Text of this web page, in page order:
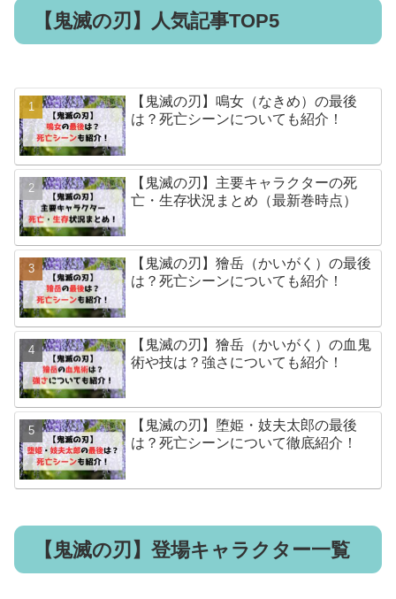
【鬼滅の刃】人気記事TOP5
【鬼滅の刃】鳴女（なきめ）の最後
は？死亡シーンについても紹介！
【鬼滅の刃】主要キャラクターの死
亡・生存状況まとめ（最新巻時点）
【鬼滅の刃】獪岳（かいがく）の最後
は？死亡シーンについても紹介！
【鬼滅の刃】獪岳（かいがく）の血鬼
術や技は？強さについても紹介！
【鬼滅の刃】堕姫・妓夫太郎の最後
は？死亡シーンについて徹底紹介！
【鬼滅の刃】登場キャラクター一覧